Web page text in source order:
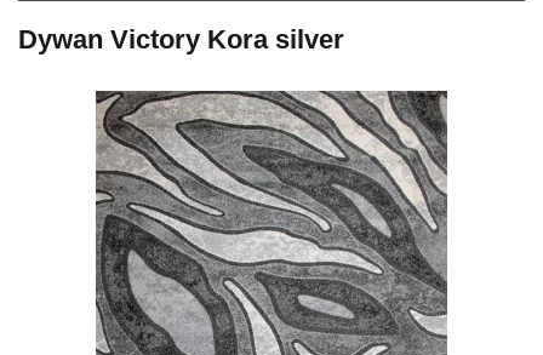
Dywan Victory Kora silver